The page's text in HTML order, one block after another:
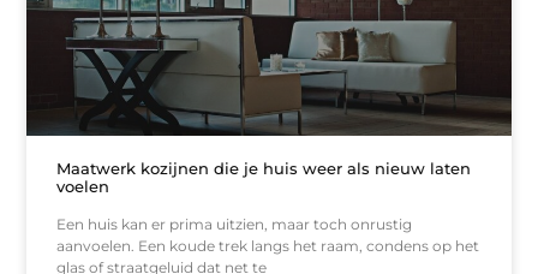
Maatwerk kozijnen die je huis weer als nieuw laten
voelen
Een huis kan er prima uitzien, maar toch onrustig
aanvoelen. Een koude trek langs het raam, condens op het
glas of straatgeluid dat net te